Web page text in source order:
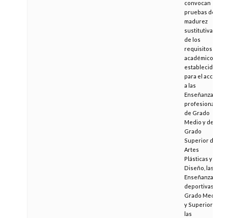
convocan
pruebas de
madurez
sustitutivas
de los
requisitos
académicos
establecidos
para el acceso
a las
Enseñanzas
profesionales
de Grado
Medio y de
Grado
Superior de
Artes
Plásticas y
Diseño, las
Enseñanzas
deportivas de
Grado Medio
y Superior y
las